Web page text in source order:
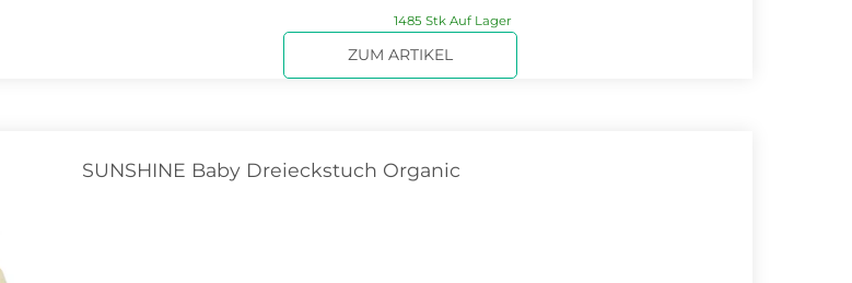
1485 Stk Auf Lager
ZUM ARTIKEL
SUNSHINE Baby Dreieckstuch Organic